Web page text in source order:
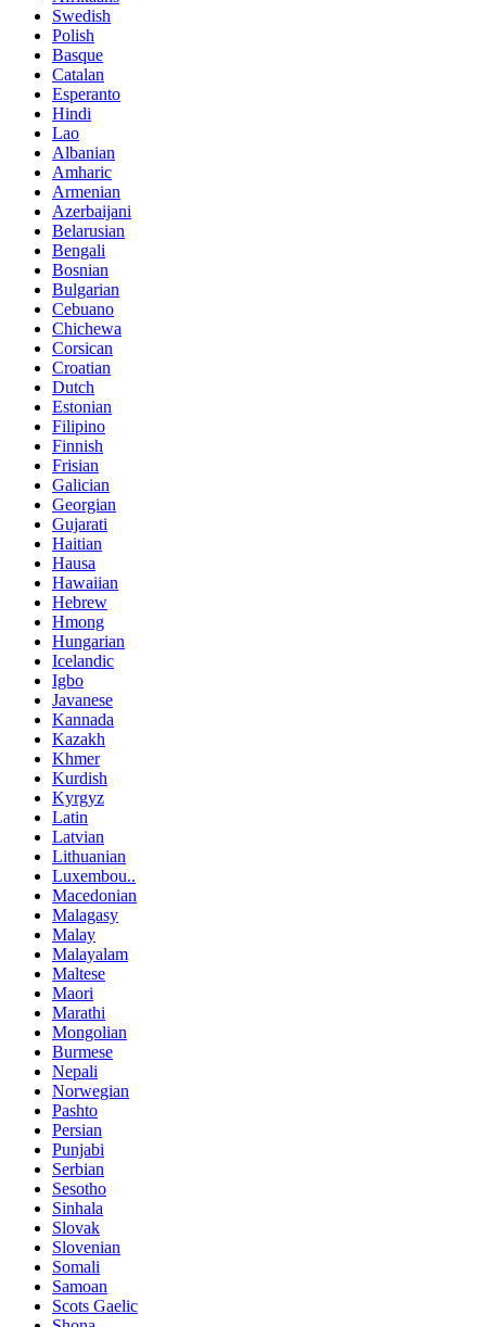
Swedish
Polish
Basque
Catalan
Esperanto
Hindi
Lao
Albanian
Amharic
Armenian
Azerbaijani
Belarusian
Bengali
Bosnian
Bulgarian
Cebuano
Chichewa
Corsican
Croatian
Dutch
Estonian
Filipino
Finnish
Frisian
Galician
Georgian
Gujarati
Haitian
Hausa
Hawaiian
Hebrew
Hmong
Hungarian
Icelandic
Igbo
Javanese
Kannada
Kazakh
Khmer
Kurdish
Kyrgyz
Latin
Latvian
Lithuanian
Luxembou..
Macedonian
Malagasy
Malay
Malayalam
Maltese
Maori
Marathi
Mongolian
Burmese
Nepali
Norwegian
Pashto
Persian
Punjabi
Serbian
Sesotho
Sinhala
Slovak
Slovenian
Somali
Samoan
Scots Gaelic